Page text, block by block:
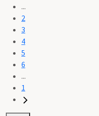
...
2
3
4
5
6
...
1